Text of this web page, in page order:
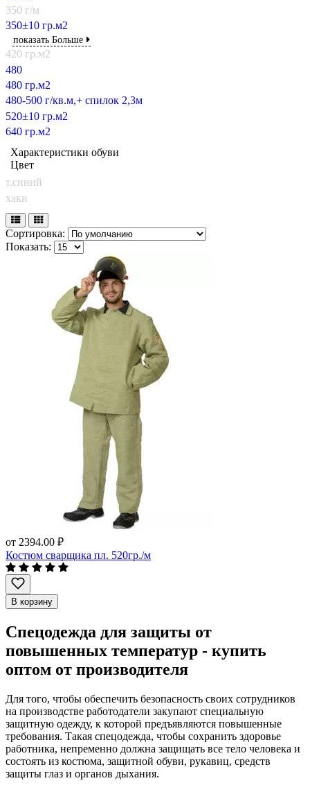
350 г/м
350±10 гр.м2
показать Больше
420 гр.м2
480
480 гр.м2
480-500 г/кв.м,+ спилок 2,3м
520±10 гр.м2
640 гр.м2
Характеристики обуви
Цвет
т.синий
хаки
Сортировка:
Показать:
от 2394.00 ₽
Костюм сварщика пл. 520гр./м
В корзину
Спецодежда для защиты от
повышенных температур - купить
оптом от производителя
Для того, чтобы обеспечить безопасность своих сотрудников
на производстве работодатели закупают специальную
защитную одежду, к которой предъявляются повышенные
требования. Такая спецодежда, чтобы сохранить здоровье
работника, непременно должна защищать все тело человека и
состоять из костюма, защитной обуви, рукавиц, средств
защиты глаз и органов дыхания.